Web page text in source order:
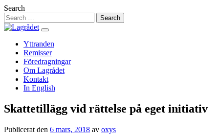
Hoppa
till
innehåll
Search
Yttranden
Remisser
Föredragningar
Om Lagrådet
Kontakt
In English
Skattetillägg vid rättelse på eget initiativ
Publicerat den 6 mars, 2018 av oxys